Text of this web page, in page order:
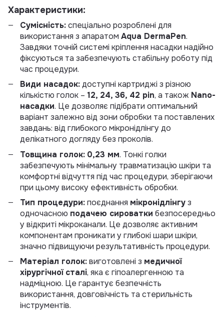
Характеристики:
Сумісність:спеціально розроблені для
використання з апаратом Aqua DermaPen.
Завдяки точній системі кріплення насадки надійно
фіксуються та забезпечують стабільну роботу під
час процедури.
Види насадок:доступні картриджі з різною
кількістю голок – 12, 24, 36, 42 pin, а також Nano-
насадки. Це дозволяє підібрати оптимальний
варіант залежно від зони обробки та поставлених
завдань: від глибокого мікронідлінгу до
делікатного догляду без проколів.
Товщина голок: 0,23 мм. Тонкі голки
забезпечують мінімальну травматизацію шкіри та
комфортні відчуття під час процедури, зберігаючи
при цьому високу ефективність обробки.
Тип процедури:поєднання мікронідлінгуз
одночасною подачею сироватки безпосередньо
у відкриті мікроканали. Це дозволяє активним
компонентам проникати у глибокі шари шкіри,
значно підвищуючи результативність процедури.
Матеріал голок:виготовлені з медичної
хірургічної сталі, яка є гіпоалергенною та
надміцною. Це гарантує безпечність
використання, довговічність та стерильність
інструментів.